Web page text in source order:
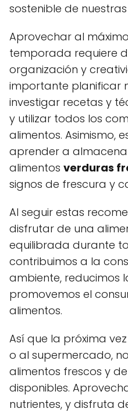
sostenible de
Aprovechar al
temporada requiere
organización y
importante planificar
investigar recetas y
y utilizar todos los
alimentos. Asimismo,
aprender a
alimentos verduras
signos de frescura y
Al seguir estas
disfrutar de una
equilibrada durante
contribuimos a la
ambiente, reducimos
promovemos el
alimentos.
Así que la próxima
o al supermercado,
alimentos frescos y
disponibles.
nutrientes, y disfruta